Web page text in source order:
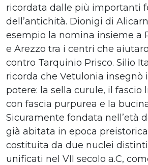
ricordata dalle più importanti
dell’antichità. Dionigi di
esempio la nomina insieme a
e Arezzo tra i centri che
contro Tarquinio Prisco. Silio
ricorda che Vetulonia insegnò
potere: la sella curule, il fascio
con fascia purpurea e la
Sicuramente fondata nell’età
già abitata in epoca
costituita da due nuclei
unificati nel VII secolo a.C,